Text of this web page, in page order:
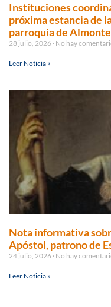
Instituciones
próxima estancia de
parroquia de Almonte
28 julio, 2026 No hay
Leer Noticia »
Nota informativa
Apóstol, patrono de
24 julio, 2026 No hay
Leer Noticia »